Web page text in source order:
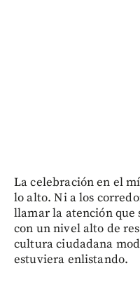
La celebración en el
lo alto. Ni a los
llamar la atención que
con un nivel alto de
cultura ciudadana
estuviera enlistando.